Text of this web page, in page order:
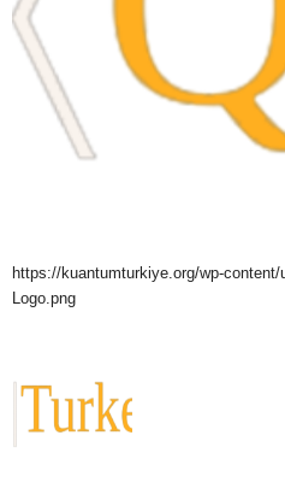
https://kuantumturkiye.org/wp-
Logo.png